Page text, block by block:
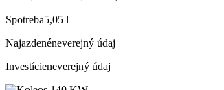
Spotreba5,05 l
Najazdenéneverejný údaj
Investícieneverejný údaj